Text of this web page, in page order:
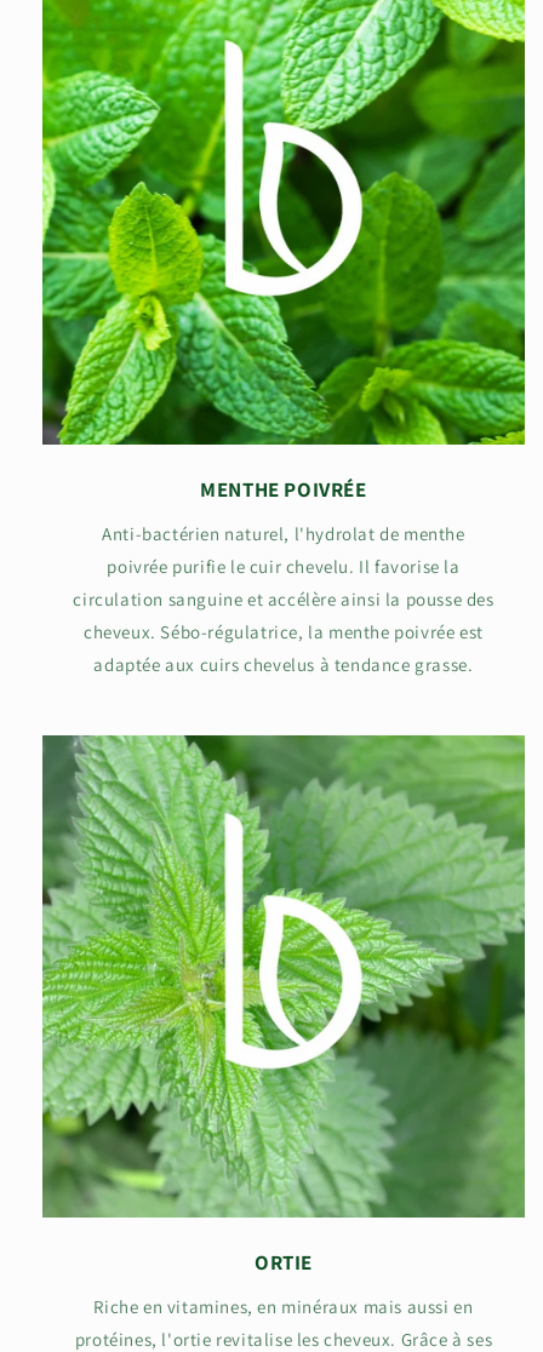
MENTHE POIVRÉE
Anti-bactérien naturel, l'hydrolat de menthe
poivrée purifie le cuir chevelu. Il favorise la
circulation sanguine et accélère ainsi la pousse des
cheveux. Sébo-régulatrice, la menthe poivrée est
adaptée aux cuirs chevelus à tendance grasse.
ORTIE
Riche en vitamines, en minéraux mais aussi en
protéines, l'ortie revitalise les cheveux. Grâce à ses